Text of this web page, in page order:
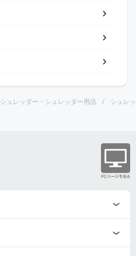
シュレッダー・シュレッダー用品 シュレ